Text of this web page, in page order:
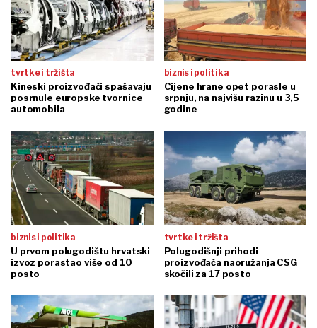
tvrtke i tržišta
Kineski proizvođači spašavaju
posrnule europske tvornice
automobila
biznis i politika
Cijene hrane opet porasle u
srpnju, na najvišu razinu u 3,5
godine
biznis i politika
U prvom polugodištu hrvatski
izvoz porastao više od 10
posto
tvrtke i tržišta
Polugodišnji prihodi
proizvođača naoružanja CSG
skočili za 17 posto